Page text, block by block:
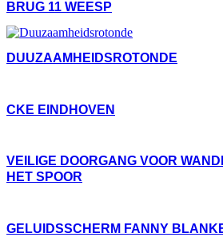
BRUG 11 WEESP
DUUZAAMHEIDSROTONDE
CKE EINDHOVEN
VEILIGE DOORGANG VOOR
HET SPOOR
GELUIDSSCHERM FANNY